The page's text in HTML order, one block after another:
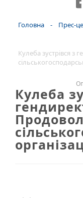
Головна - Прес-
Кулеба зустрівся з
Кулеба